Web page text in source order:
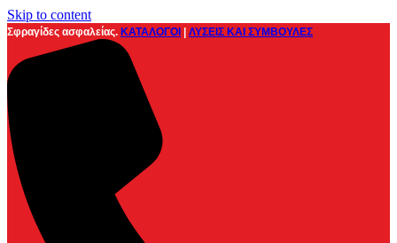
Skip to content
Σφραγίδες ασφαλείας. ΚΑΤΑΛΟΓΟΙ ΛΥΣΕΙΣ ΚΑΙ ΣΥΜΒΟΥΛΕΣ